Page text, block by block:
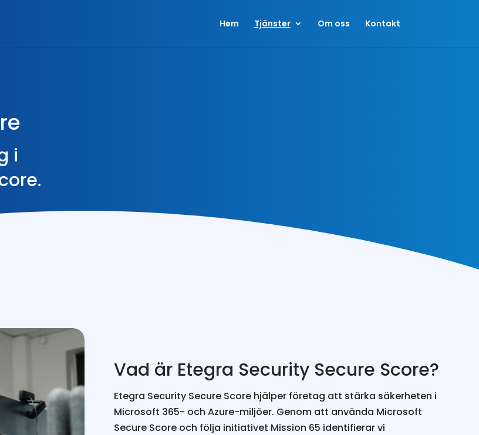
Hem Tjänster Om oss Kontakt
i
Vad är Etegra Security Secure Score?
Etegra Security Secure Score hjälper företag att stärka säkerheten i
Microsoft 365- och Azure-miljöer. Genom att använda Microsoft
Secure Score och följa initiativet Mission 65 identifierar vi